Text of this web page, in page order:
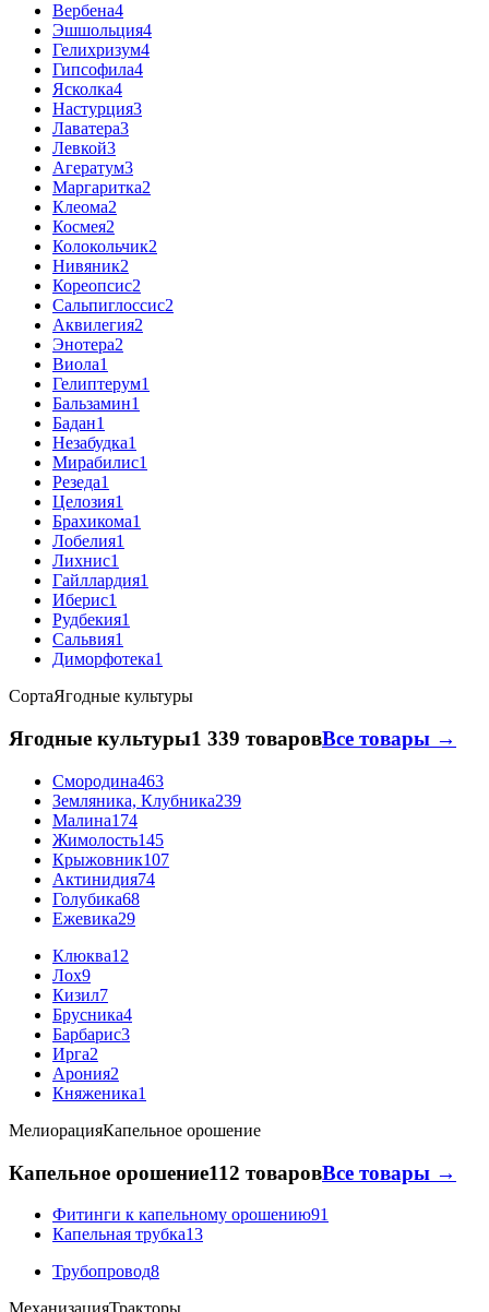
Вербена4
Эшшольция4
Гелихризум4
Гипсофила4
Ясколка4
Настурция3
Лаватера3
Левкой3
Агератум3
Маргаритка2
Клеома2
Космея2
Колокольчик2
Нивяник2
Кореопсис2
Сальпиглоссис2
Аквилегия2
Энотера2
Виола1
Гелиптерум1
Бальзамин1
Бадан1
Незабудка1
Мирабилис1
Резеда1
Целозия1
Брахикома1
Лобелия1
Лихнис1
Гайллардия1
Иберис1
Рудбекия1
Сальвия1
Диморфотека1
СортаЯгодные культуры
Ягодные культуры1 339 товаровВсе товары →
Смородина463
Земляника, Клубника239
Малина174
Жимолость145
Крыжовник107
Актинидия74
Голубика68
Ежевика29
Клюква12
Лох9
Кизил7
Брусника4
Барбарис3
Ирга2
Арония2
Княженика1
МелиорацияКапельное орошение
Капельное орошение112 товаровВсе товары →
Фитинги к капельному орошению91
Капельная трубка13
Трубопровод8